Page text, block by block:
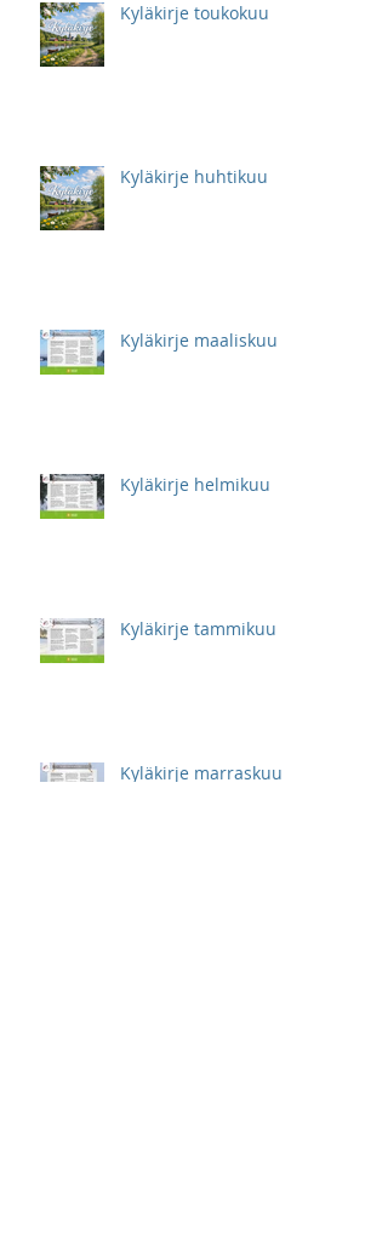
Kyläkirje toukokuu
Kyläkirje huhtikuu
Kyläkirje maaliskuu
Kyläkirje helmikuu
Kyläkirje tammikuu
Kyläkirje marraskuu